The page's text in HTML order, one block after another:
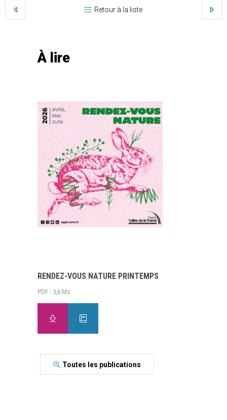
Retour à la liste
À lire
RENDEZ-VOUS NATURE PRINTEMPS
PDF - 3,6 Mo
Toutes les publications